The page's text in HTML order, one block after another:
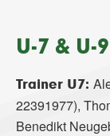
U-7 & U-9
Trainer U7:
22391977),
Benedikt